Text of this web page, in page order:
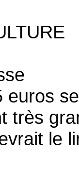
euros
très
le